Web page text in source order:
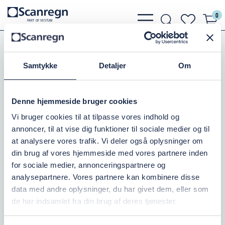
Samtykke Detaljer Om
Denne hjemmeside bruger cookies
Vi bruger cookies til at tilpasse vores indhold og
annoncer, til at vise dig funktioner til sociale medier og til
at analysere vores trafik. Vi deler også oplysninger om
din brug af vores hjemmeside med vores partnere inden
for sociale medier, annonceringspartnere og
analysepartnere. Vores partnere kan kombinere disse
data med andre oplysninger, du har givet dem, eller som
de har indsamlet fra din brug af deres tjenester.
PARTOF VESTUM
bars
light
search
light
heart 0
Slanger, Spændebånd
Trykslanger
FLEXITEX EXTRA 102MM
Varenr.:
Ikke på lager
245,00 DKKinkl. moms
Læg i kurv